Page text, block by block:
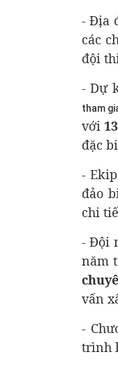
- Địa
các
đội
- Dự
tham
với
đặc
-
đảo
chi
- Đội
năm
vấn
-
trình